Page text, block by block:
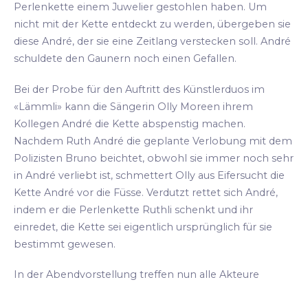
Perlenkette einem Juwelier gestohlen haben. Um
nicht mit der Kette entdeckt zu werden, übergeben sie
diese André, der sie eine Zeitlang verstecken soll. André
schuldete den Gaunern noch einen Gefallen.
Bei der Probe für den Auftritt des Künstlerduos im
«Lämmli» kann die Sängerin Olly Moreen ihrem
Kollegen André die Kette abspenstig machen.
Nachdem Ruth André die geplante Verlobung mit dem
Polizisten Bruno beichtet, obwohl sie immer noch sehr
in André verliebt ist, schmettert Olly aus Eifersucht die
Kette André vor die Füsse. Verdutzt rettet sich André,
indem er die Perlenkette Ruthli schenkt und ihr
einredet, die Kette sei eigentlich ursprünglich für sie
bestimmt gewesen.
In der Abendvorstellung treffen nun alle Akteure